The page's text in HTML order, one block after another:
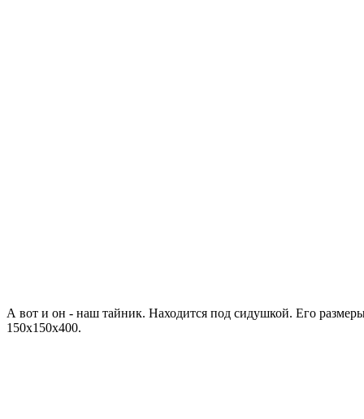
А вот и он - наш тайник. Находится под сидушкой. Его
150х150х400.